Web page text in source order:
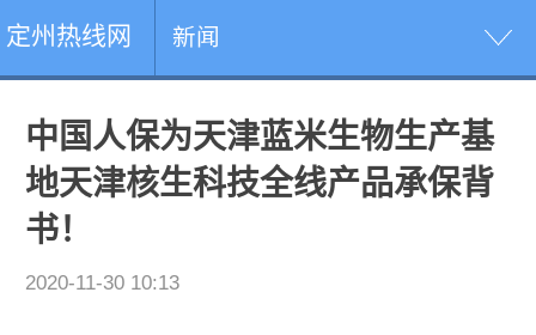
定州热线网 新闻
中国人保为天津蓝米生物生产基
地天津核生科技全线产品承保背
书！
2020-11-30 10:13